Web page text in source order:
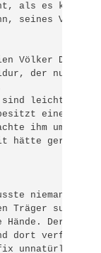
als es keine
seines Vaters
Völker
der nun die
sind leicht zu
einen
ihm um
hätte geraten
niemand
Träger
Hände. Der
dort verfiel
unnatürlich